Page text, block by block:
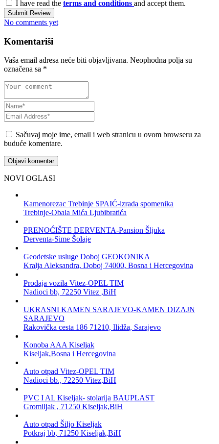
I have read the terms and conditions and accept them.
Submit Review
No comments yet
Komentariši
Vaša email adresa neće biti objavljivana. Neophodna polja su
označena sa *
Sačuvaj moje ime, email i web stranicu u ovom browseru za
buduće komentare.
NOVI OGLASI
Kamenorezac Trebinje SPAIĆ-izrada spomenika
Trebinje-Obala Mića Ljubibratića
PRENOĆIŠTE DERVENTA-Pansion Šljuka
Derventa-Sime Šolaje
Geodetske usluge Doboj GEOKONIKA
Kralja Aleksandra, Doboj 74000, Bosna i Hercegovina
Prodaja vozila Vitez-OPEL TIM
Nadioci bb, 72250 Vitez ,BiH
UKRASNI KAMEN SARAJEVO-KAMEN DIZAJN
SARAJEVO
Rakovička cesta 186 71210, Ilidža, Sarajevo
Konoba AAA Kiseljak
Kiseljak,Bosna i Hercegovina
Auto otpad Vitez-OPEL TIM
Nadioci bb., 72250 Vitez,BiH
PVC I AL Kiseljak- stolarija BAUPLAST
Gromiljak , 71250 Kiseljak,BiH
Auto otpad Šiljo Kiseljak
Potkraj bb, 71250 Kiseljak,BiH